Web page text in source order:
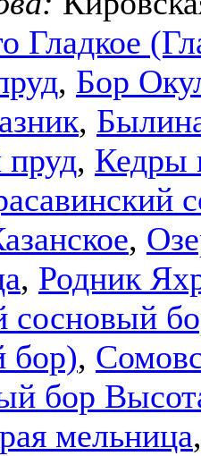
Гладкое
, Бор
,
, Кедры
,
, Родник
сосновый
бор),
бор
мельница